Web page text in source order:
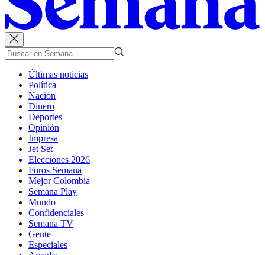
Últimas noticias
Política
Nación
Dinero
Deportes
Opinión
Impresa
Jet Set
Elecciones 2026
Foros Semana
Mejor Colombia
Semana Play
Mundo
Confidenciales
Semana TV
Gente
Especiales